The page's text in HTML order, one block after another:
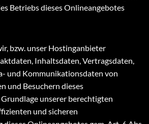
Betriebs dieses Onlineangebotes
bzw. unser Hostinganbieter
Inhaltsdaten, Vertragsdaten,
und Kommunikationsdaten von
und Besuchern dieses
unserer berechtigten
und sicheren